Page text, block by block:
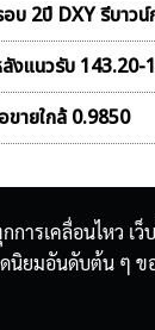
บ 2ปี DXY รีบาว
งแนวรับ 143.20-
ขายใกล้ 0.9850
ารเคลื่อนไหว เว็
ดนิยมอันดับต้น ๆ ข